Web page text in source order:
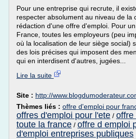
Pour une entreprise qui recrute, il
respecter absolument au niveau de la
rédaction d'une offre d'emploi. Pour
France, toutes les employeurs (peu
où la localisation de leur siège social)
des lois précises qui imposent des
qui en interdisent d'autres, jugées...
Lire la suite
Site : http://
Thèmes liés : offre d'emploi pour
offres d'emploi pour l'ete / offre
toute la france / offre d emploi
d'emploi entreprises publiques